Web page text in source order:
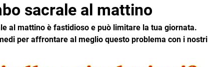
sacrale al mattino
al mattino è fastidioso e può limitare la tua giornata.
per affrontare al meglio questo problema con i nostri